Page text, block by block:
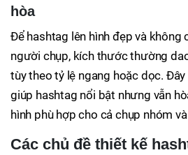
hòa
Để hashtag lên hình đẹp và không
người chụp, kích thước thường
tùy theo tỷ lệ ngang hoặc dọc.
giúp hashtag nổi bật nhưng vẫn
hình phù hợp cho cả chụp nhóm
Các chủ đề thiết kế